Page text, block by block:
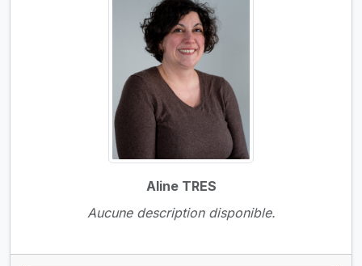
Aline TRES
Aucune description disponible.